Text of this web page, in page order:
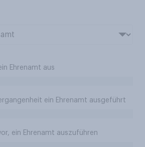
Ehrenamt aus
ein Ehrenamt ausgeführt
ein Ehrenamt auszuführen